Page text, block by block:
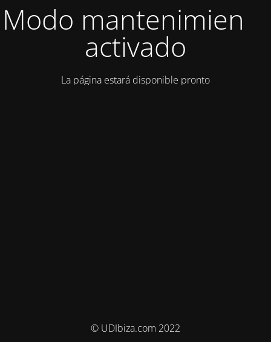
Modo mantenimiento
activado
La página estará disponible pronto
© UDIbiza.com 2022